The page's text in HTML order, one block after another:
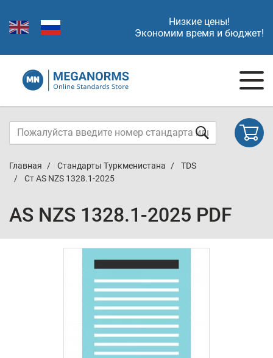
Низкие цены!
Экономим время и бюджет!
Главная Стандарты Туркменистана
TDS
Ст AS NZS 1328.1-2025
AS NZS 1328.1-2025 PDF